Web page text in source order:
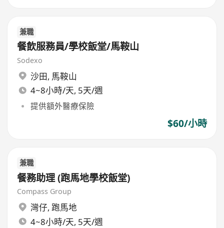
兼職
餐飲服務員/學校飯堂/馬鞍山
Sodexo
沙田, 馬鞍山
4~8小時/天, 5天/週
提供額外醫療保險
$60/小時
兼職
餐務助理 (跑馬地學校飯堂)
Compass Group
灣仔, 跑馬地
4~8小時/天, 5天/週